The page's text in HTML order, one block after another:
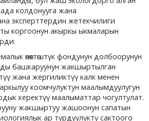
колдонууга жана
эксперттердин жетекчилиги
коргоонун акыркы ыкмаларын
өнөктөштүк фондунун долбоорунун
башкаруунун жакшыртылган
жана жергиликтүү калк менен
коомчулуктун маалымдуулугун
керектүү маалыматтар чогултулат.
жакшыртуу жашоонун сапатын
ар түрдүүлүктү сактоого